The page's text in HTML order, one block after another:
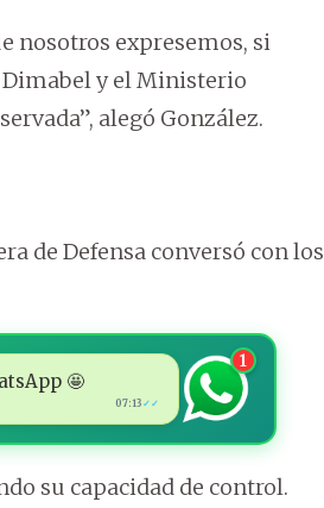
nosotros expresemos, si
y el Ministerio
alegó González.
de Defensa conversó con los
🤩
07:13 ✓✓
1
su capacidad de control.